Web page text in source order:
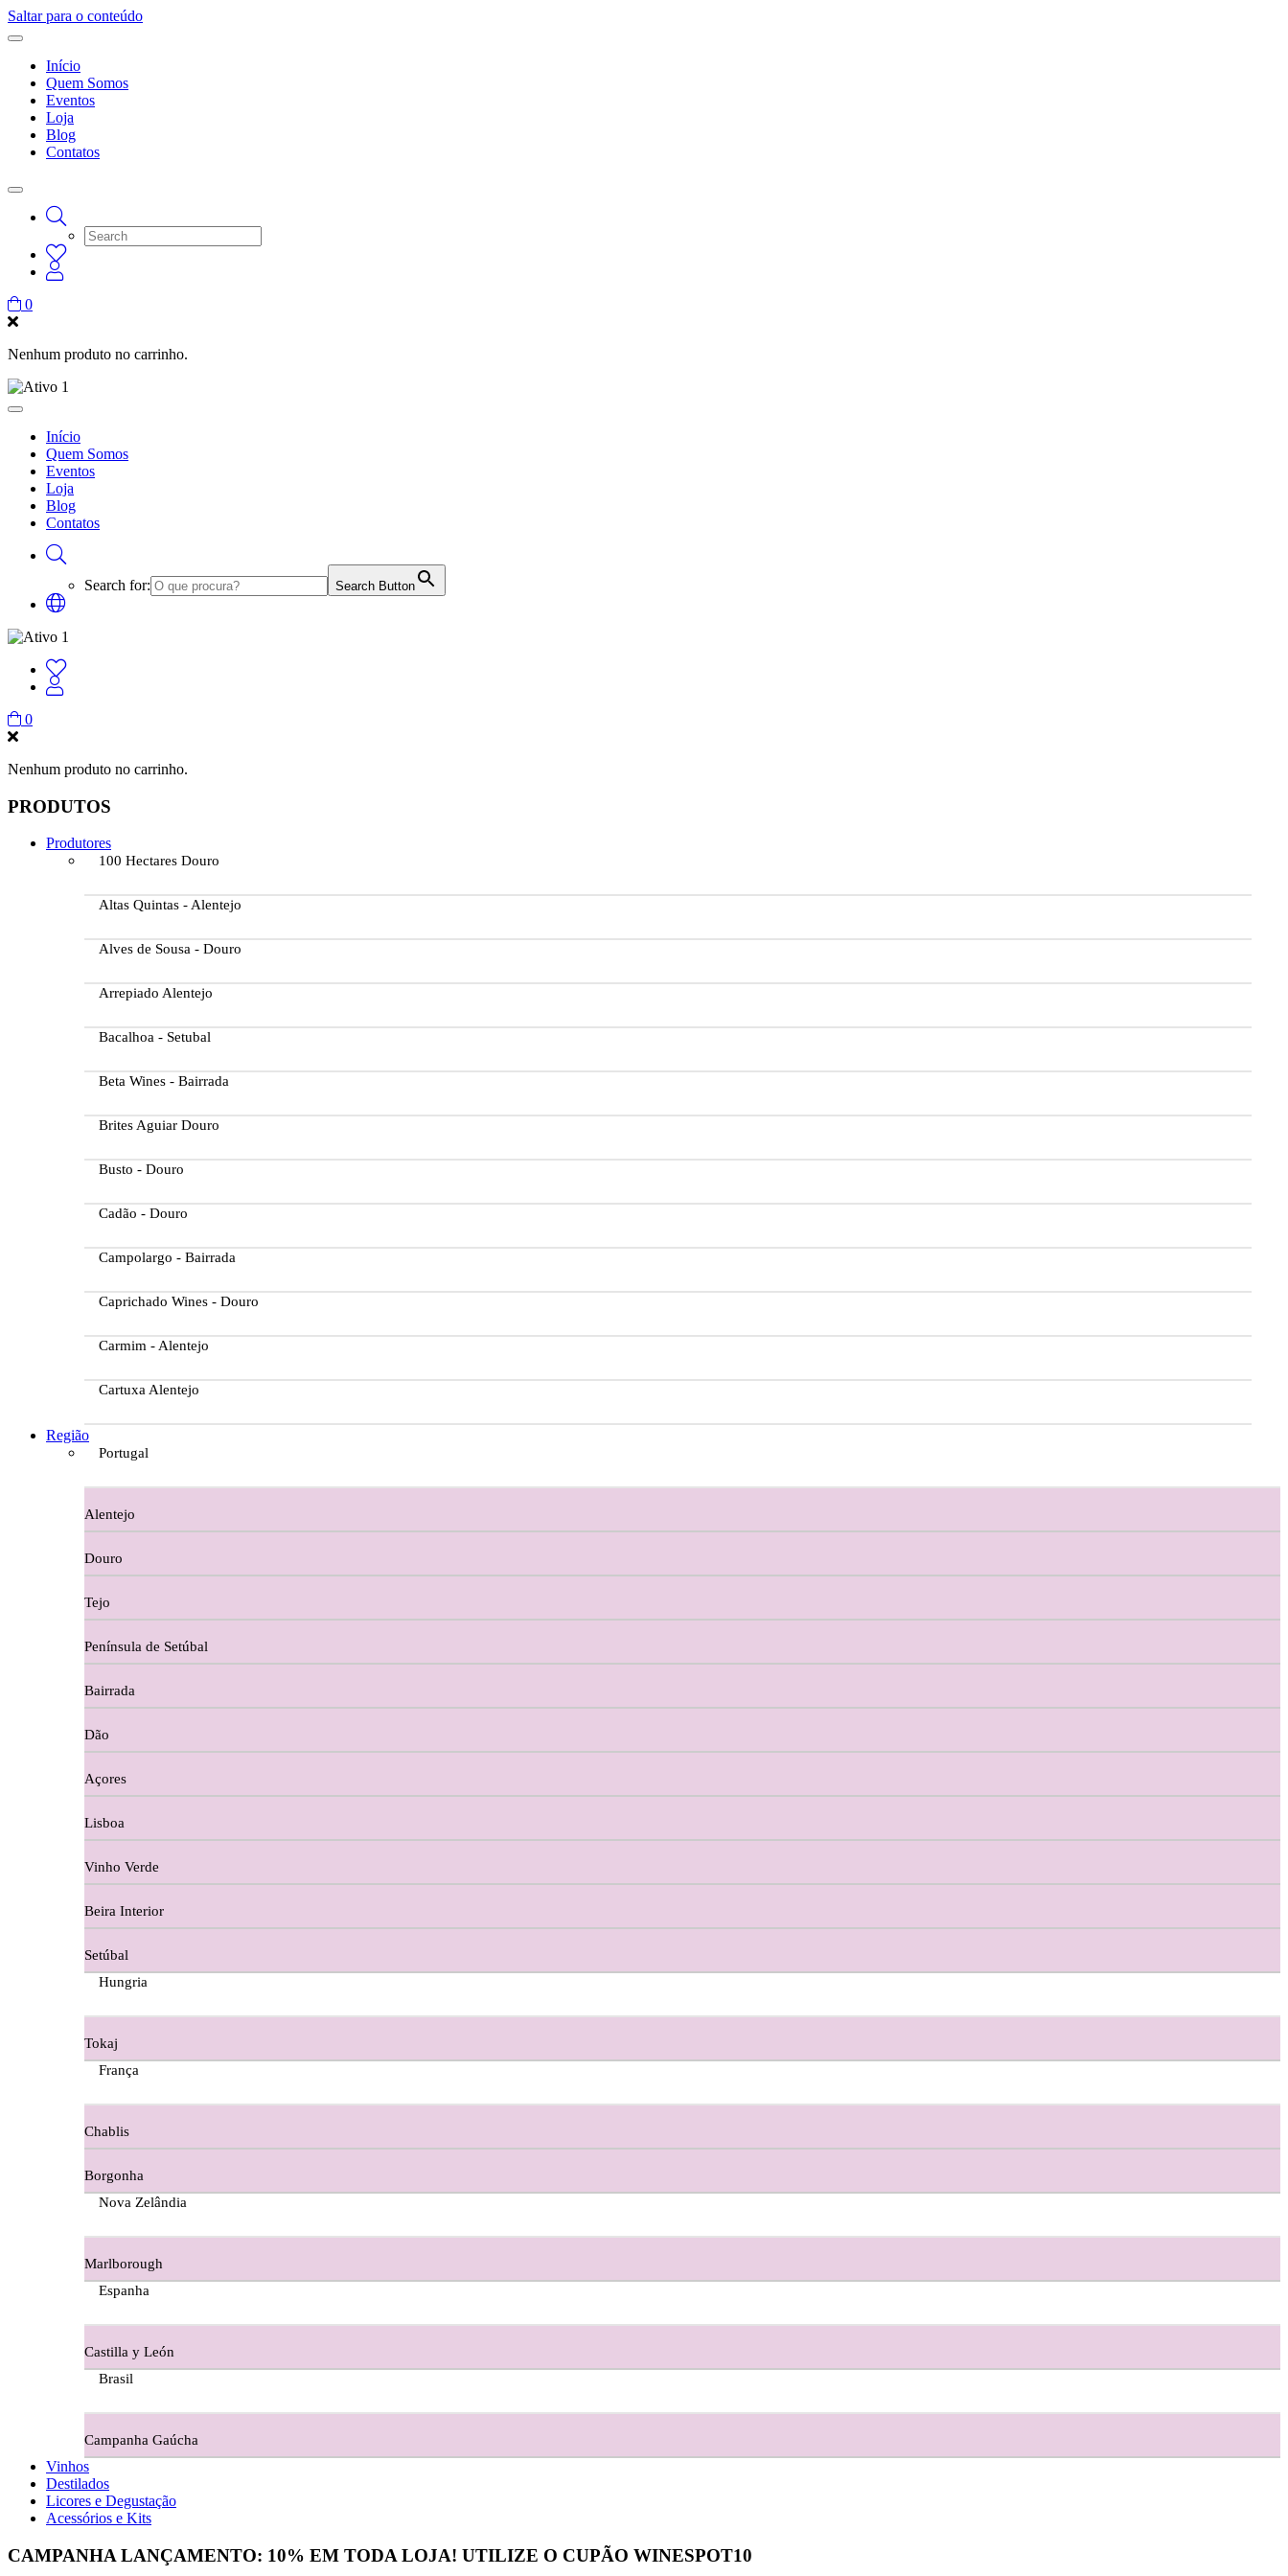
Saltar para o conteúdo
Início
Quem Somos
Eventos
Loja
Blog
Contatos
0
Nenhum produto no carrinho.
Início
Quem Somos
Eventos
Loja
Blog
Contatos
Search for: Search Button
0
Nenhum produto no carrinho.
PRODUTOS
Produtores
100 Hectares Douro
Altas Quintas - Alentejo
Alves de Sousa - Douro
Arrepiado Alentejo
Bacalhoa - Setubal
Beta Wines - Bairrada
Brites Aguiar Douro
Busto - Douro
Cadão - Douro
Campolargo - Bairrada
Caprichado Wines - Douro
Carmim - Alentejo
Cartuxa Alentejo
Casa Dos Migueis Douro
Casa Relvas Alentejo
Caves de São João - Bairrada
Charcutaria
Copos e Decanter
Cortes De Reguengo Douro
Digestivos
Divai - Alentejo
Dona Sancha Dão
Doroteia Douro
Ermelinda Freitas - Setubal
Evidencia Dão
Ferraz Wine - Beira Interior
Figueira Coriga - Alentejo
Guerreiro Vinhos - Bairrada
Herdade da Lisboa Alentejo
Herdade Do Freixo - Alentejo
Herdade do Moinho Branco - Alentejo
Região
Portugal
Alentejo
Douro
Tejo
Península de Setúbal
Bairrada
Dão
Açores
Lisboa
Vinho Verde
Beira Interior
Setúbal
Hungria
Tokaj
França
Chablis
Borgonha
Nova Zelândia
Marlborough
Espanha
Castilla y León
Brasil
Campanha Gaúcha
Vinhos
Destilados
Licores e Degustação
Acessórios e Kits
CAMPANHA LANÇAMENTO: 10% EM TODA LOJA! UTILIZE O CUPÃO WINESPOT10